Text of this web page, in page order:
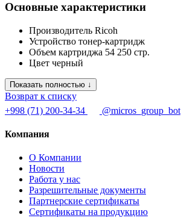
Основные характеристики
Производитель Ricoh
Устройство тонер-картридж
Объем картриджа 54 250 стр.
Цвет черный
Показать полностью ↓
Возврат к списку
+998 (71) 200-34-34
@micros_group_bot
Компания
О Компании
Новости
Работа у нас
Разрешительные документы
Партнерские сертификаты
Сертификаты на продукцию